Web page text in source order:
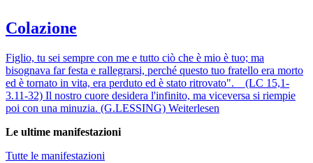
Colazione
Figlio, tu sei sempre con me e tutto ciò che è mio è tuo; ma
bisognava far festa e rallegrarsi, perché questo tuo fratello era morto
ed è tornato in vita, era perduto ed è stato ritrovato". (LC 15,1-
3.11-32) Il nostro cuore desidera l'infinito, ma viceversa si riempie
poi con una minuzia. (G.LESSING) Weiterlesen
Le ultime manifestazioni
Tutte le manifestazioni